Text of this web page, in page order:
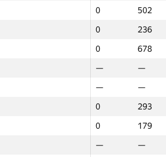
0
502
0
236
0
678
—
—
—
—
0
293
0
179
—
—
0
502
0
236
0
678
—
—
—
—
0
293
0
179
—
—